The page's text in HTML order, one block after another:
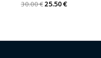
Rated
30.00€25.50€